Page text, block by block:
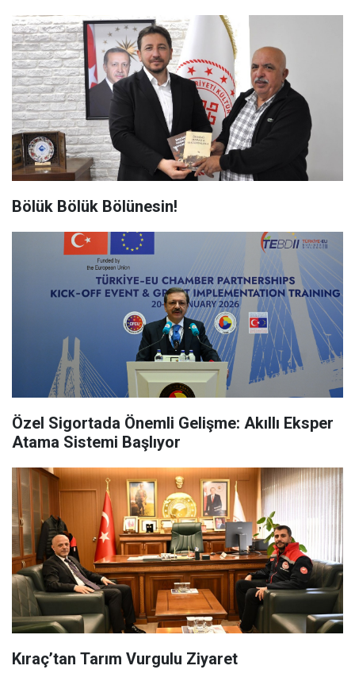
Bölük Bölük Bölünesin!
Özel Sigortada Önemli Gelişme: Akıllı Eksper
Atama Sistemi Başlıyor
Kıraç’tan Tarım Vurgulu Ziyaret